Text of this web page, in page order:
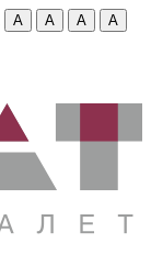
A A A
A